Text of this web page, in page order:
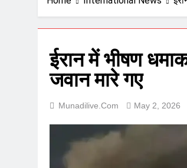
ईरान में भीषण
जवान मारे गए
Munadilive.com May 2, 2026